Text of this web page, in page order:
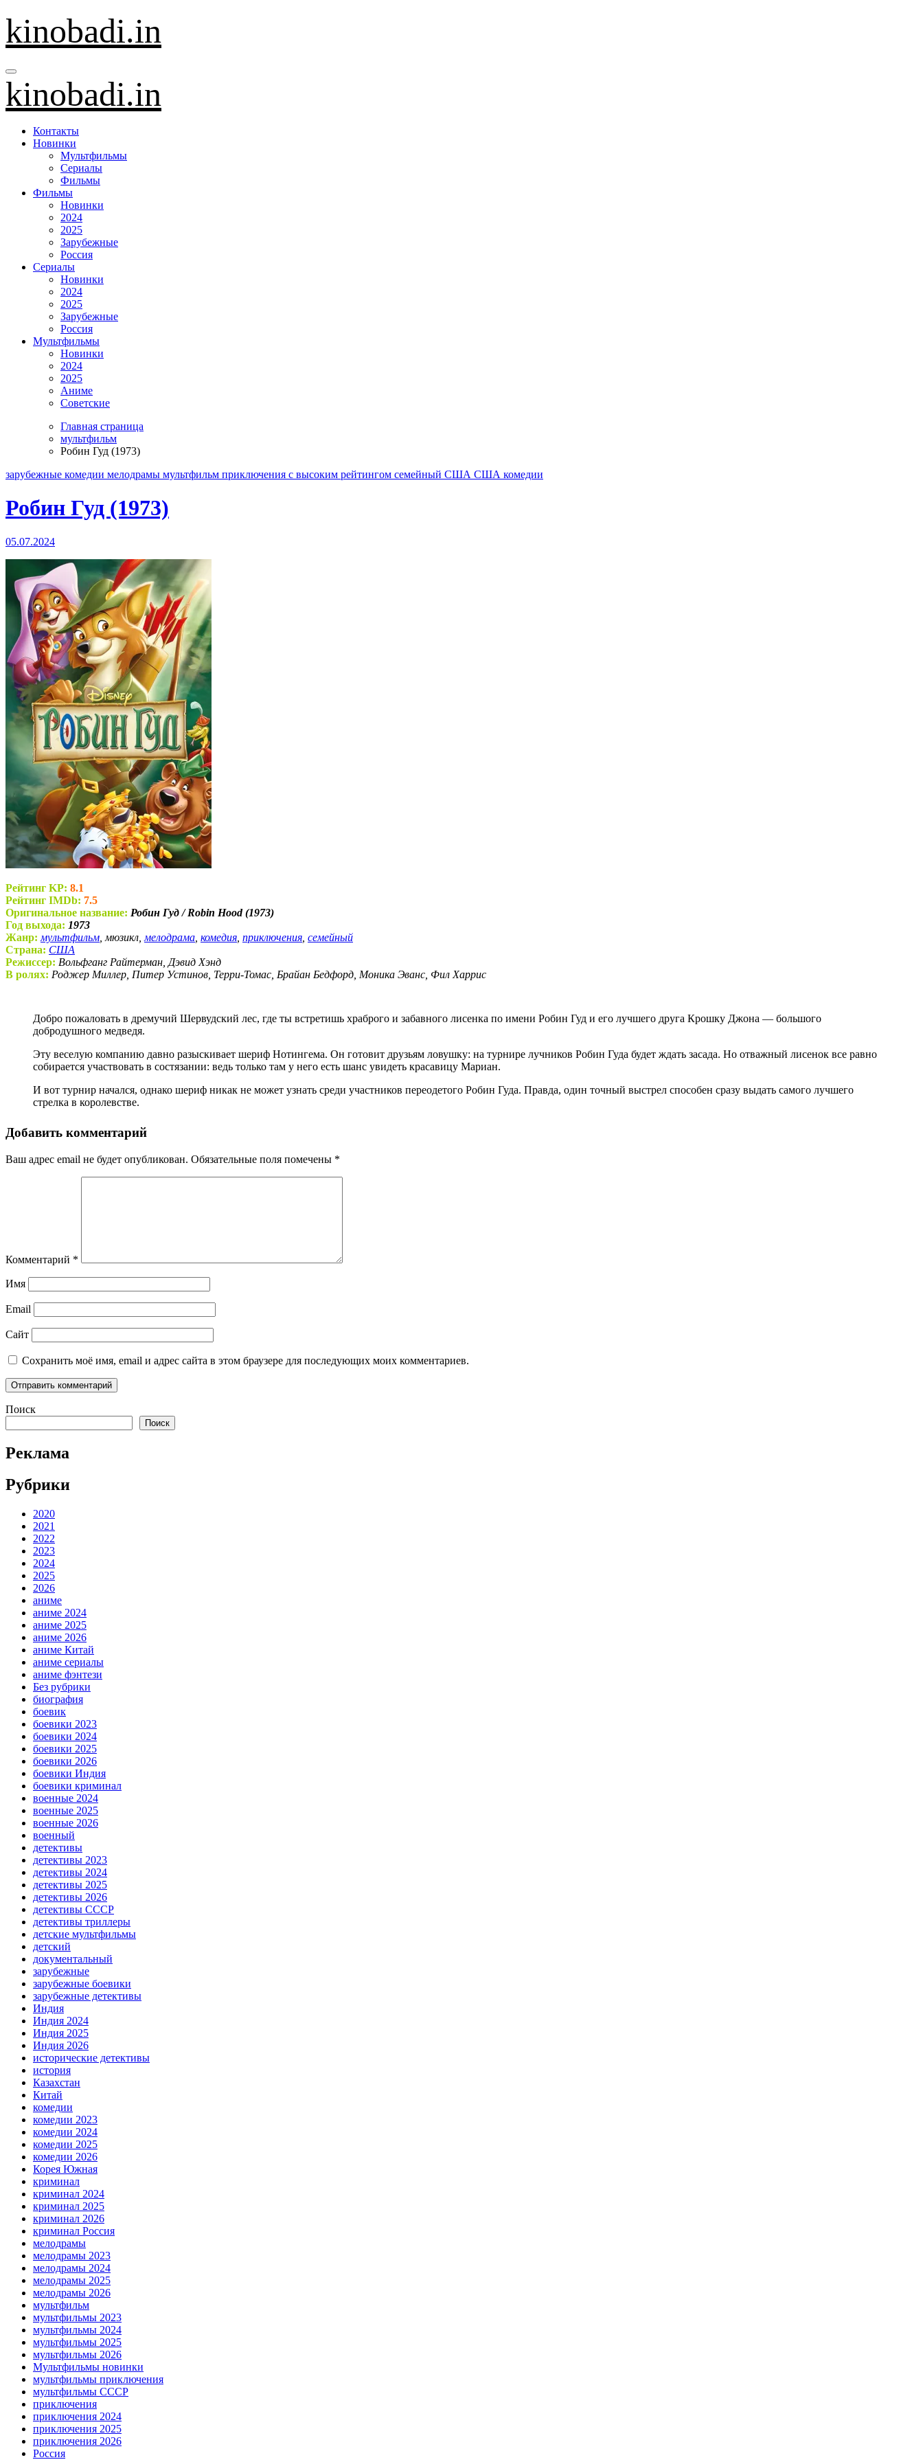
Перейти
содержанию
kinobadi.in
kinobadi.in
Контакты
Новинки
Мультфильмы
Сериалы
Фильмы
Фильмы
Новинки
2024
2025
Зарубежные
Россия
Сериалы
Новинки
2024
2025
Зарубежные
Россия
Мультфильмы
Новинки
2024
2025
Аниме
Советские
Главная страница
мультфильм
Робин Гуд (1973)
зарубежные комедии мелодрамы мультфильм приключения с высоким рейтингом семейный США США комедии
Робин Гуд (1973)
05.07.2024
Рейтинг KP: 8.1
Рейтинг IMDb: 7.5
Оригинальное название: Робин Гуд / Robin Hood (1973)
Год выхода: 1973
Жанр: мультфильм , мюзикл, мелодрама комедия приключения семейный
Страна: США
Режиссер: Вольфганг Райтерман, Дэвид Хэнд
В ролях: Роджер Миллер, Питер Устинов, Терри-Томас, Брайан Бедфорд, Моника Эванс, Фил Харрис
Добро пожаловать в дремучий Шервудский лес, где ты встретишь храброго и забавного лисенка по имени Робин Гуд и его лучшего друга Крошку Джона — большого
добродушного медведя.
Эту веселую компанию давно разыскивает шериф Нотингема. Он готовит друзьям ловушку: на турнире лучников Робин Гуда будет ждать засада. Но отважный лисенок все равно
собирается участвовать в состязании: ведь только там у него есть шанс увидеть красавицу Мариан.
И вот турнир начался, однако шериф никак не может узнать среди участников переодетого Робин Гуда. Правда, один точный выстрел способен сразу выдать самого лучшего
стрелка в королевстве.
Добавить комментарий
Ваш адрес email не будет опубликован. Обязательные поля помечены *
Комментарий *
Имя
Email
Сайт
Сохранить моё имя, email и адрес сайта в этом браузере для последующих моих комментариев.
Поиск
Поиск
Реклама
Рубрики
2020
2021
2022
2023
2024
2025
2026
аниме
аниме 2024
аниме 2025
аниме 2026
аниме Китай
аниме сериалы
аниме фэнтези
Без рубрики
биография
боевик
боевики 2023
боевики 2024
боевики 2025
боевики 2026
боевики Индия
боевики криминал
военные 2024
военные 2025
военные 2026
военный
детективы
детективы 2023
детективы 2024
детективы 2025
детективы 2026
детективы СССР
детективы триллеры
детские мультфильмы
детский
документальный
зарубежные
зарубежные боевики
зарубежные детективы
Индия
Индия 2024
Индия 2025
Индия 2026
исторические детективы
история
Казахстан
Китай
комедии
комедии 2023
комедии 2024
комедии 2025
комедии 2026
Корея Южная
криминал
криминал 2024
криминал 2025
криминал 2026
криминал Россия
мелодрамы
мелодрамы 2023
мелодрамы 2024
мелодрамы 2025
мелодрамы 2026
мультфильм
мультфильмы 2023
мультфильмы 2024
мультфильмы 2025
мультфильмы 2026
Мультфильмы новинки
мультфильмы приключения
мультфильмы СССР
приключения
приключения 2024
приключения 2025
приключения 2026
Россия